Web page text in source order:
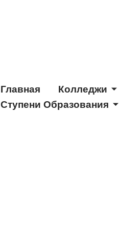
Главная Колледжи
Ступени Образования